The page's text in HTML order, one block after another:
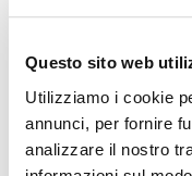
Questo sito web
Utilizziamo i cookie
annunci, per fornire
analizzare il nostro
Specifiche
Maggiori
Informazioni
M1902060